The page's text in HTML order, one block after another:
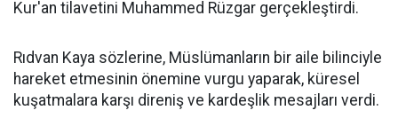
Kur'an tilavetini Muhammed Rüzgar gerçekleştirdi.
Rıdvan Kaya sözlerine, Müslümanların bir aile bilinciyle
hareket etmesinin önemine vurgu yaparak, küresel
kuşatmalara karşı direniş ve kardeşlik mesajları verdi.